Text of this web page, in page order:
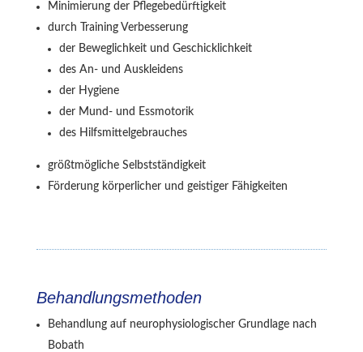
Minimierung der Pflegebedürftigkeit
durch Training Verbesserung
der Beweglichkeit und Geschicklichkeit
des An- und Auskleidens
der Hygiene
der Mund- und Essmotorik
des Hilfsmittelgebrauches
größtmögliche Selbstständigkeit
Förderung körperlicher und geistiger Fähigkeiten
Behandlungsmethoden
Behandlung auf neurophysiologischer Grundlage nach
Bobath